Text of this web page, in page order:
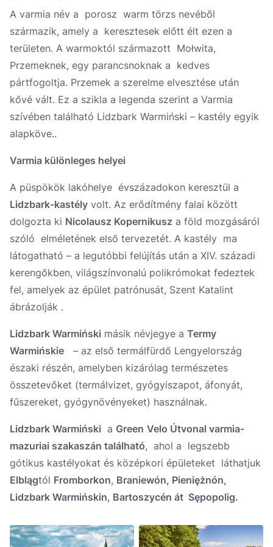
A varmia név a porosz warm törzs nevéből
származik, amely a keresztesek előtt élt ezen a
területen. A warmoktól származott Mołwita,
Przemeknek, egy parancsnoknak a kedves
pártfogoltja. Przemek a szerelme elvesztése után
kővé vált. Ez a szikla a legenda szerint a Varmia
szívében található Lidzbark Warmiński – kastély egyik
alapköve..
Varmia különleges helyei
A püspökök lakóhelye évszázadokon keresztül a
Lidzbark-kastély volt. Az erődítmény falai között
dolgozta ki Nicolausz Kopernikusz a föld mozgásáról
szóló elméletének első tervezetét. A kastély ma
látogatható – a legutóbbi felújítás után a XIV. századi
kerengőkben, világszínvonalú polikrómokat fedeztek
fel, amelyek az épület patrónusát, Szent Katalint
ábrázolják .
Lidzbark Warmiński másik névjegye a Termy
Warmińskie – az első termálfürdő Lengyelország
északi részén, amelyben kizárólag természetes
összetevőket (termálvizet, gyógyiszapot, áfonyát,
fűszereket, gyógynövényeket) használnak.
Lidzbark Warmiński a Green Velo Útvonal varmia-
mazuriai szakaszán található, ahol a legszebb
gótikus kastélyokat és középkori épületeket láthatjuk
Elblągtól Fromborkon, Braniewón, Pieniężnón,
Lidzbark Warmińskin, Bartoszycén át Sępopolig.